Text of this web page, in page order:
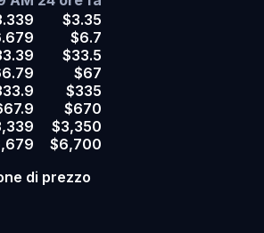
$3.35
$6.7
$33.5
$67
$335
$670
$3,350
$6,700
di prezzo